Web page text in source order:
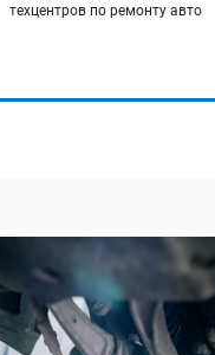
техцентров по ремонту авто